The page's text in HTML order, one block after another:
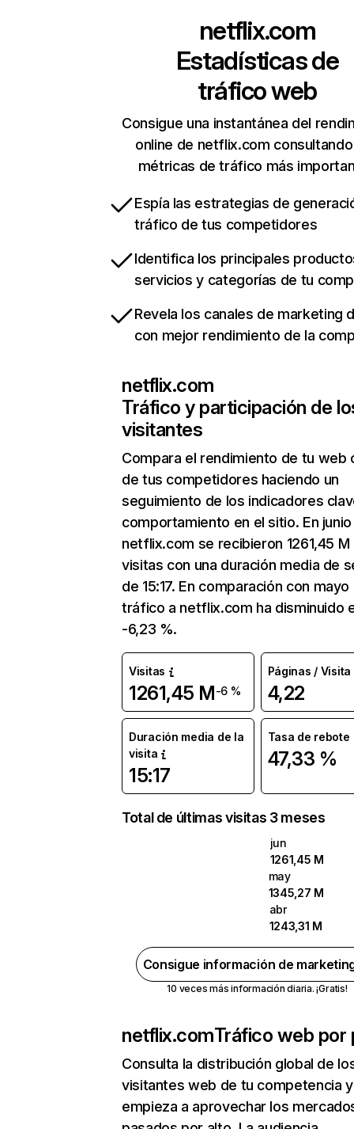
netflix.com
Estadísticas de
tráfico web
Consigue una instantánea del
online de netflix.com
métricas de tráfico más
Espía las estrategias de
tráfico de tus competidores
Identifica los principales
servicios y categorías de tu
Revela los canales de marketing
con mejor rendimiento de la
netflix.com
Tráfico y participación de
visitantes
Compara el rendimiento de tu web
de tus competidores haciendo un
seguimiento de los indicadores
comportamiento en el sitio. En junio
netflix.com se recibieron 1261,45 M
visitas con una duración media de
de 15:17. En comparación con mayo
tráfico a netflix.com ha disminuido
-6,23 %.
Visitas
1261,45 M-6 %
Páginas / Visita
4,22
Duración media de la
visita
15:17
Tasa de rebote
47,33 %
Total de últimas visitas 3 meses
jun
1261,45 M
may
1345,27 M
abr
1243,31 M
Consigue información de
10 veces más información diaria. ¡Gratis!
netflix.comTráfico web por
Consulta la distribución global de
visitantes web de tu competencia y
empieza a aprovechar los